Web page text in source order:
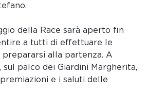
della Race sarà aperto fin
a tutti di effettuare le
alla partenza. A
sul palco dei Giardini Margherita,
e i saluti delle